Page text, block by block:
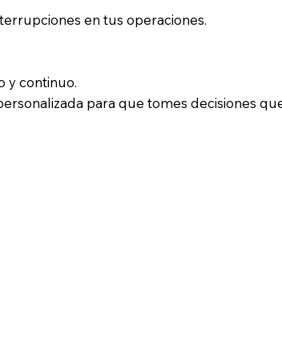
en tus operaciones.
y continuo.
para que tomes decisiones